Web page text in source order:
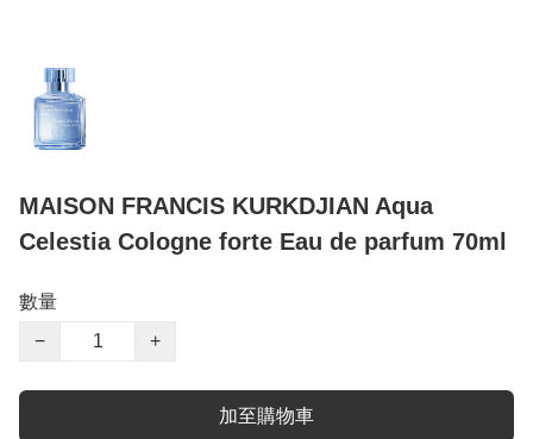
MAISON FRANCIS KURKDJIAN Aqua
Celestia Cologne forte Eau de parfum 70ml
數量
−
+
加至購物車